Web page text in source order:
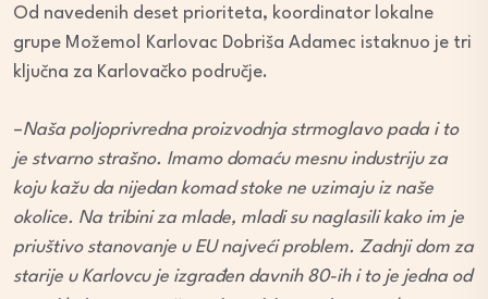
Od navedenih deset prioriteta, koordinator lokalne
grupe Možemo! Karlovac Dobriša Adamec istaknuo je tri
ključna za Karlovačko područje.
–Naša poljoprivredna proizvodnja strmoglavo pada i to
je stvarno strašno. Imamo domaću mesnu industriju za
koju kažu da nijedan komad stoke ne uzimaju iz naše
okolice. Na tribini za mlade, mladi su naglasili kako im je
priuštivo stanovanje u EU najveći problem. Zadnji dom za
starije u Karlovcu je izgrađen davnih 80-ih i to je jedna od